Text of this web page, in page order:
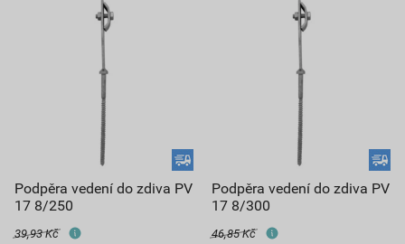
Podpěra vedení do zdiva PV
17 8/250
39,93 Kč
Podpěra vedení do zdiva PV
17 8/300
46,85 Kč